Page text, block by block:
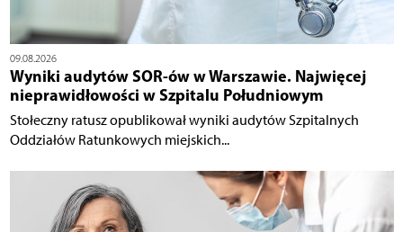
09.08.2026
Wyniki audytów SOR-ów w Warszawie. Najwięcej
nieprawidłowości w Szpitalu Południowym
Stołeczny ratusz opublikował wyniki audytów Szpitalnych
Oddziałów Ratunkowych miejskich...